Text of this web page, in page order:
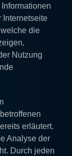
Internetseite
die
Nutzung
erläutert.
Analyse der
Durch jeden